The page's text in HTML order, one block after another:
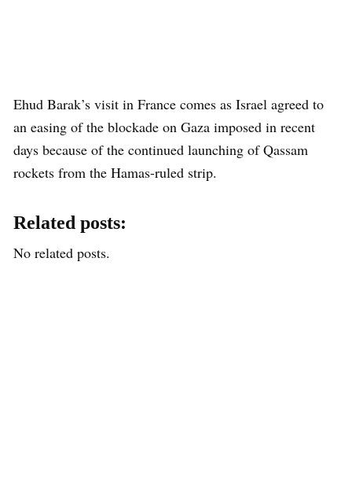
Ehud Barak’s visit in France comes as Israel agreed to
an easing of the blockade on Gaza imposed in recent
days because of the continued launching of Qassam
rockets from the Hamas-ruled strip.
Related posts:
No related posts.